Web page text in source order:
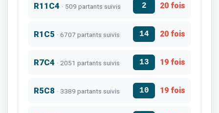
R11C4 · 509 partants suivis 2 20 fois
R1C5 · 6707 partants suivis 14 20 fois
R7C4 · 2051 partants suivis 13 19 fois
R5C8 · 3389 partants suivis 10 19 fois